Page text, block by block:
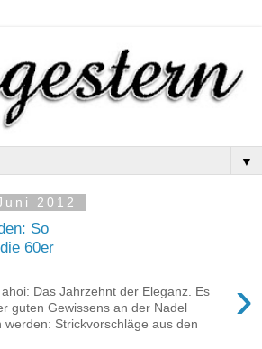
▼
2012
So
60er
›
Das Jahrzehnt der Eleganz. Es
guten Gewissens an der Nadel
werden: Strickvorschläge aus den